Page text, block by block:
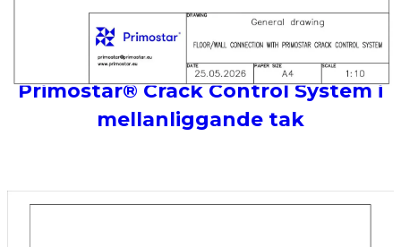
Primostar® Crack Control System i
mellanliggande tak